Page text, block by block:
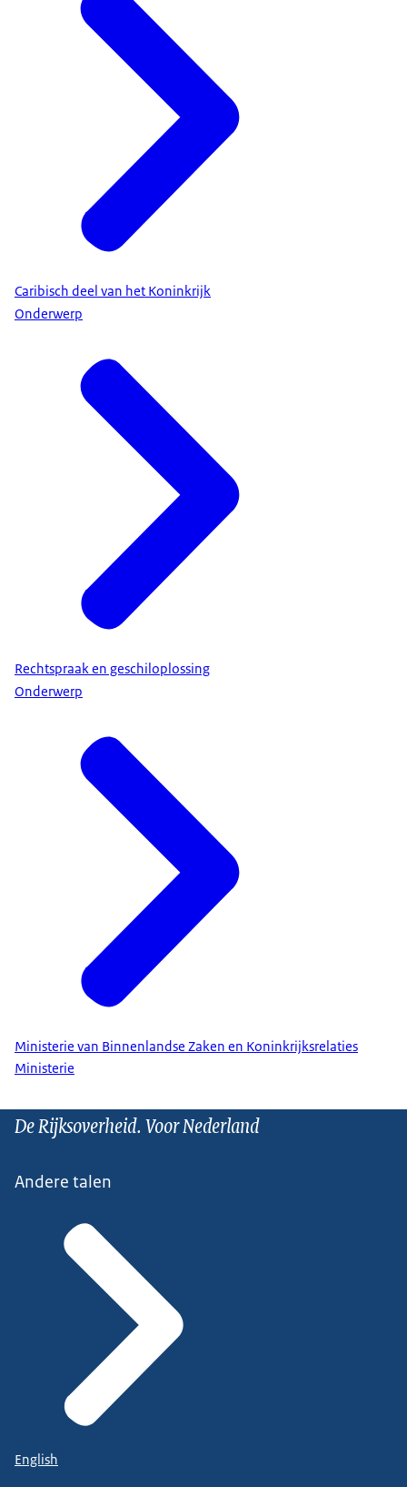
Caribisch deel van het Koninkrijk
Onderwerp
Rechtspraak en geschiloplossing
Onderwerp
Ministerie van Binnenlandse Zaken en Koninkrijksrelaties
Ministerie
De Rijksoverheid. Voor Nederland
Andere talen
English